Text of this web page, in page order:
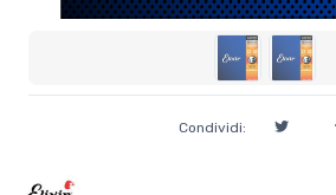
Condividi: